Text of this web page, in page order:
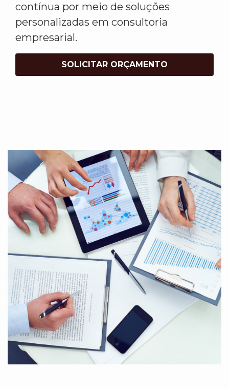
contínua por meio de soluções
personalizadas em consultoria
empresarial.
SOLICITAR ORÇAMENTO